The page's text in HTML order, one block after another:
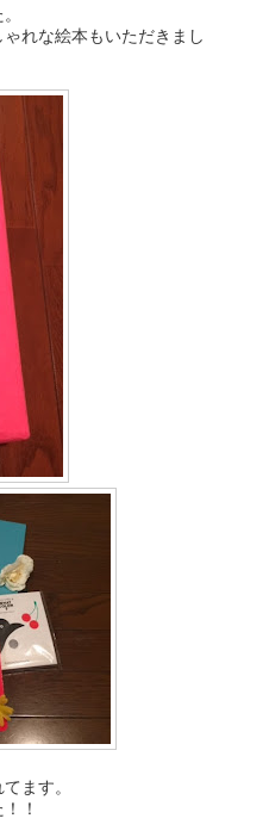
れな絵本もいただきまし
ます。
！